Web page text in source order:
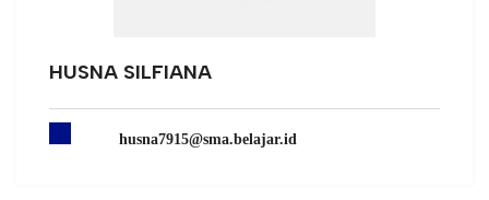
HUSNA SILFIANA
husna7915@sma.belajar.id